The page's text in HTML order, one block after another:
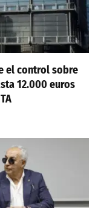
el control sobre
12.000 euros